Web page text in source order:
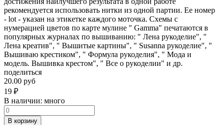
рекомендуется использовать нитки из одной партии. Ее номер
- lot - указан на этикетке каждого моточка. Схемы с
нумерацией цветов по карте мулине " Gamma" печатаются в
популярных журналах по вышиванию: " Лена рукоделие", "
Лена креатив", " Вышитые картины", " Susanna рукоделие", "
Вышиваю крестиком", " Формула рукоделия", " Мода и
модель. Вышивка крестом", " Все о рукоделии" и др.
поделиться
20.00 руб
19 ₽
В наличии: много
В корзину